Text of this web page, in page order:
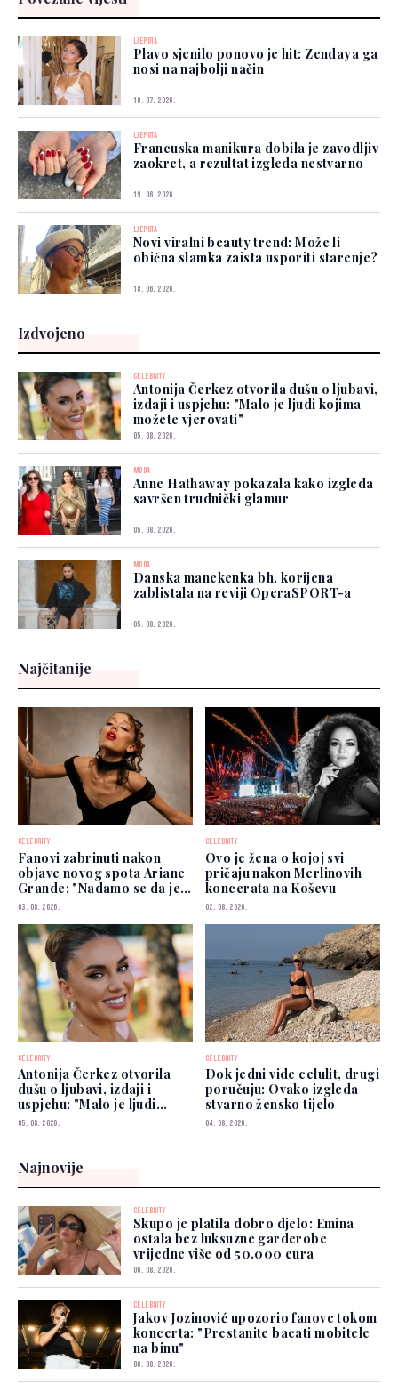
LJEPOTA
Plavo sjenilo ponovo je hit: Zendaya ga
nosi na najbolji način
10. 07. 2026.
LJEPOTA
Francuska manikura dobila je zavodljiv
zaokret, a rezultat izgleda nestvarno
19. 06. 2026.
LJEPOTA
Novi viralni beauty trend: Može li
obična slamka zaista usporiti starenje?
18. 06. 2026.
Izdvojeno
CELEBRITY
Antonija Čerkez otvorila dušu o ljubavi,
izdaji i uspjehu: "Malo je ljudi kojima
možete vjerovati"
05. 08. 2026.
MODA
Anne Hathaway pokazala kako izgleda
savršen trudnički glamur
05. 08. 2026.
MODA
Danska manekenka bh. korijena
zablistala na reviji OperaSPORT-a
05. 08. 2026.
Najčitanije
CELEBRITY
Fanovi zabrinuti nakon
objave novog spota Ariane
Grande: "Nadamo se da je
dobro"
03. 08. 2026.
CELEBRITY
Ovo je žena o kojoj svi
pričaju nakon Merlinovih
koncerata na Koševu
02. 08. 2026.
CELEBRITY
Antonija Čerkez otvorila
dušu o ljubavi, izdaji i
uspjehu: "Malo je ljudi
kojima možete vjerovati"
05. 08. 2026.
CELEBRITY
Dok jedni vide celulit, drugi
poručuju: Ovako izgleda
stvarno žensko tijelo
04. 08. 2026.
Najnovije
CELEBRITY
Skupo je platila dobro djelo: Emina
ostala bez luksuzne garderobe
vrijedne više od 50.000 eura
06. 08. 2026.
CELEBRITY
Jakov Jozinović upozorio fanove tokom
koncerta: "Prestanite bacati mobitele
na binu"
06. 08. 2026.